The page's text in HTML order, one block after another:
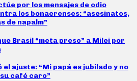
por los mensajes de odio
los bonaerenses: “asesinatos,
de napalm”
Brasil “meta preso” a Milei por
ajuste: “Mi papá es jubilado y no
café caro”